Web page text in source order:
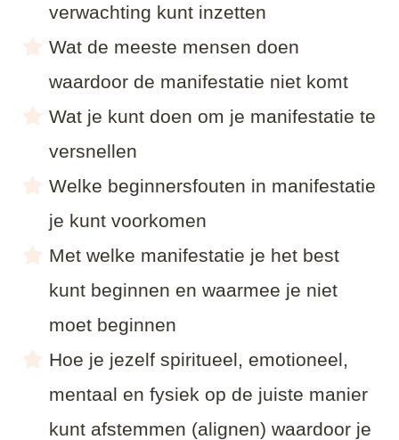
verwachting kunt inzetten
Wat de meeste mensen doen
waardoor de manifestatie niet komt
Wat je kunt doen om je manifestatie te
versnellen
Welke beginnersfouten in manifestatie
je kunt voorkomen
Met welke manifestatie je het best
kunt beginnen en waarmee je niet
moet beginnen
Hoe je jezelf spiritueel, emotioneel,
mentaal en fysiek op de juiste manier
kunt afstemmen (alignen) waardoor je